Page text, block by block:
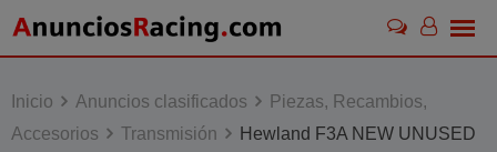
Skip
Inicio
Anuncios clasificados
Piezas, Recambios,
Accesorios
Transmisión Hewland F3A NEW UNUSED